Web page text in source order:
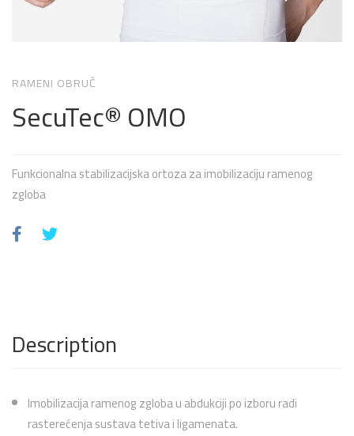
RAMENI OBRUČ
SecuTec® OMO
Funkcionalna stabilizacijska ortoza za imobilizaciju ramenog
zgloba
Description
Imobilizacija ramenog zgloba u abdukciji po izboru radi
rasterećenja sustava tetiva i ligamenata.